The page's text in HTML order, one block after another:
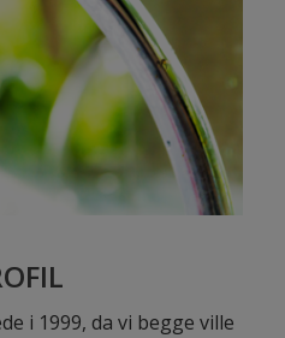
i 1999, da vi begge ville